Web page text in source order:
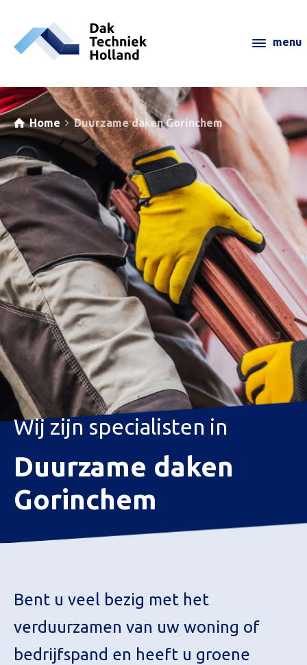
Home Duurzame daken Gorinchem
Wij zijn specialisten in
Duurzame daken
Gorinchem
Bent u veel bezig met het
verduurzamen van uw woning of
bedrijfspand en heeft u groene